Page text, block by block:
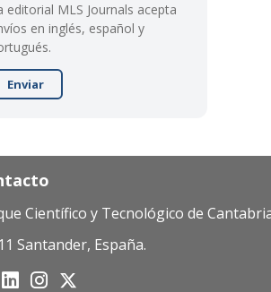
editorial MLS Journals acepta
en inglés, español y
Enviar
Científico y Tecnológico de
Santander, España.